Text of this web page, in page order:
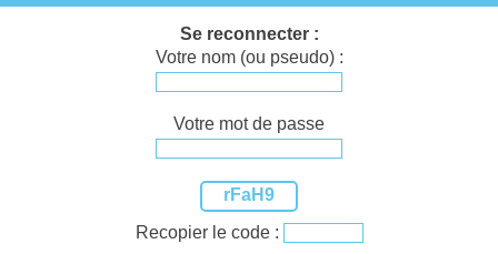
Se reconnecter :
Votre nom (ou pseudo) :
Votre mot de passe
rFaH9
Recopier le code :